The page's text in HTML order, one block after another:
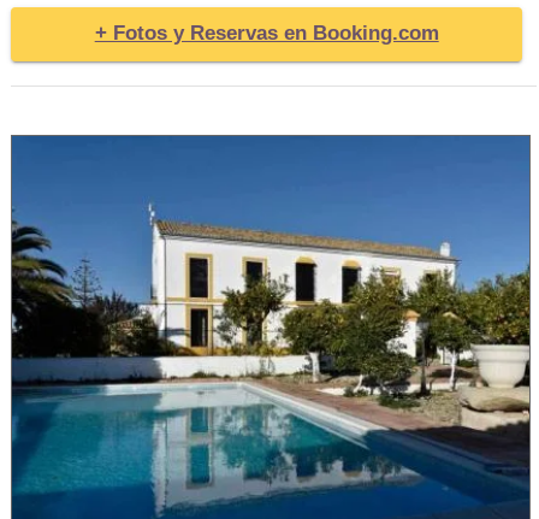
+ Fotos y Reservas en Booking.com